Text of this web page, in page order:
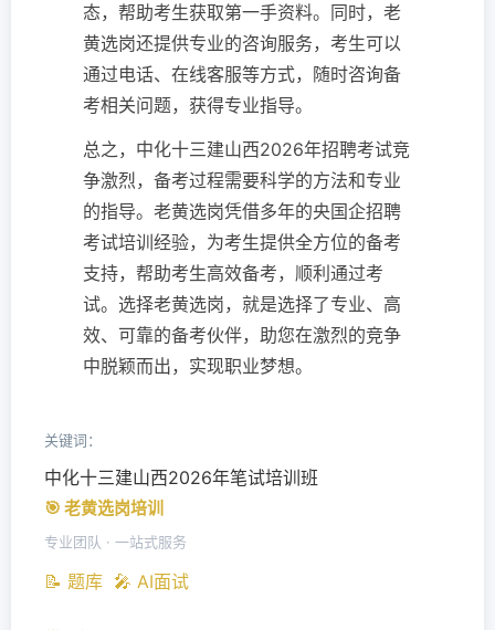
态，帮助考生获取第一手资料。同时，老
黄选岗还提供专业的咨询服务，考生可以
通过电话、在线客服等方式，随时咨询备
考相关问题，获得专业指导。
总之，中化十三建山西2026年招聘考试竞
争激烈，备考过程需要科学的方法和专业
的指导。老黄选岗凭借多年的央国企招聘
考试培训经验，为考生提供全方位的备考
支持，帮助考生高效备考，顺利通过考
试。选择老黄选岗，就是选择了专业、高
效、可靠的备考伙伴，助您在激烈的竞争
中脱颖而出，实现职业梦想。
关键词：
中化十三建山西2026年笔试培训班
🎯 老黄选岗培训
专业团队 · 一站式服务
📝 题库 🎤 AI面试